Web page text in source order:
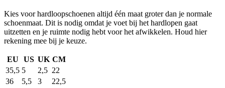
Kies voor hardloopschoenen altijd één maat groter dan je normale
schoenmaat. Dit is nodig omdat je voet bij het hardlopen gaat
uitzetten en je ruimte nodig hebt voor het afwikkelen. Houd hier
rekening mee bij je keuze.
EU US UK CM
35,5 5 2,5 22
36
5,5 3
22,5